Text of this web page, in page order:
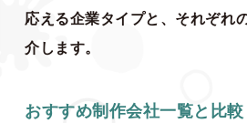
応える企業タイプと、それぞれ
介します。
おすすめ制作会社一覧と比較